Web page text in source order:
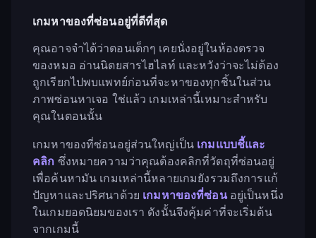
เกมหาของที่ซ่อนอยู่ที่ดีที่สุด
คุณอาจจำได้ว่าตอนเด็กๆ เคยนั่งอยู่ในห้องตรวจ
ของหมอ อ่านนิตยสารไฮไลท์ และหวังว่าจะไม่ต้อง
ถูกเรียกไปพบแพทย์ก่อนที่จะหาของทุกชิ้นในส่วน
ภาพซ่อนหาเจอ ใช่แล้ว เกมเหล่านี้เหมาะสำหรับ
คุณในตอนนั้น
เกมหาของที่ซ่อนอยู่ส่วนใหญ่เป็น เกมแบบชี้และ
คลิก ซึ่งหมายความว่าคุณต้องคลิกที่วัตถุที่ซ่อนอยู่
เพื่อค้นหามัน เกมเหล่านี้หลายเกมยังรวมถึงการแก้
ปัญหาและปริศนาด้วย เกมหาของที่ซ่อนอยู่เป็นหนึ่ง
ในเกมยอดนิยมของเรา ดังนั้นจึงคุ้มค่าที่จะเริ่มต้น
จากเกมนี้